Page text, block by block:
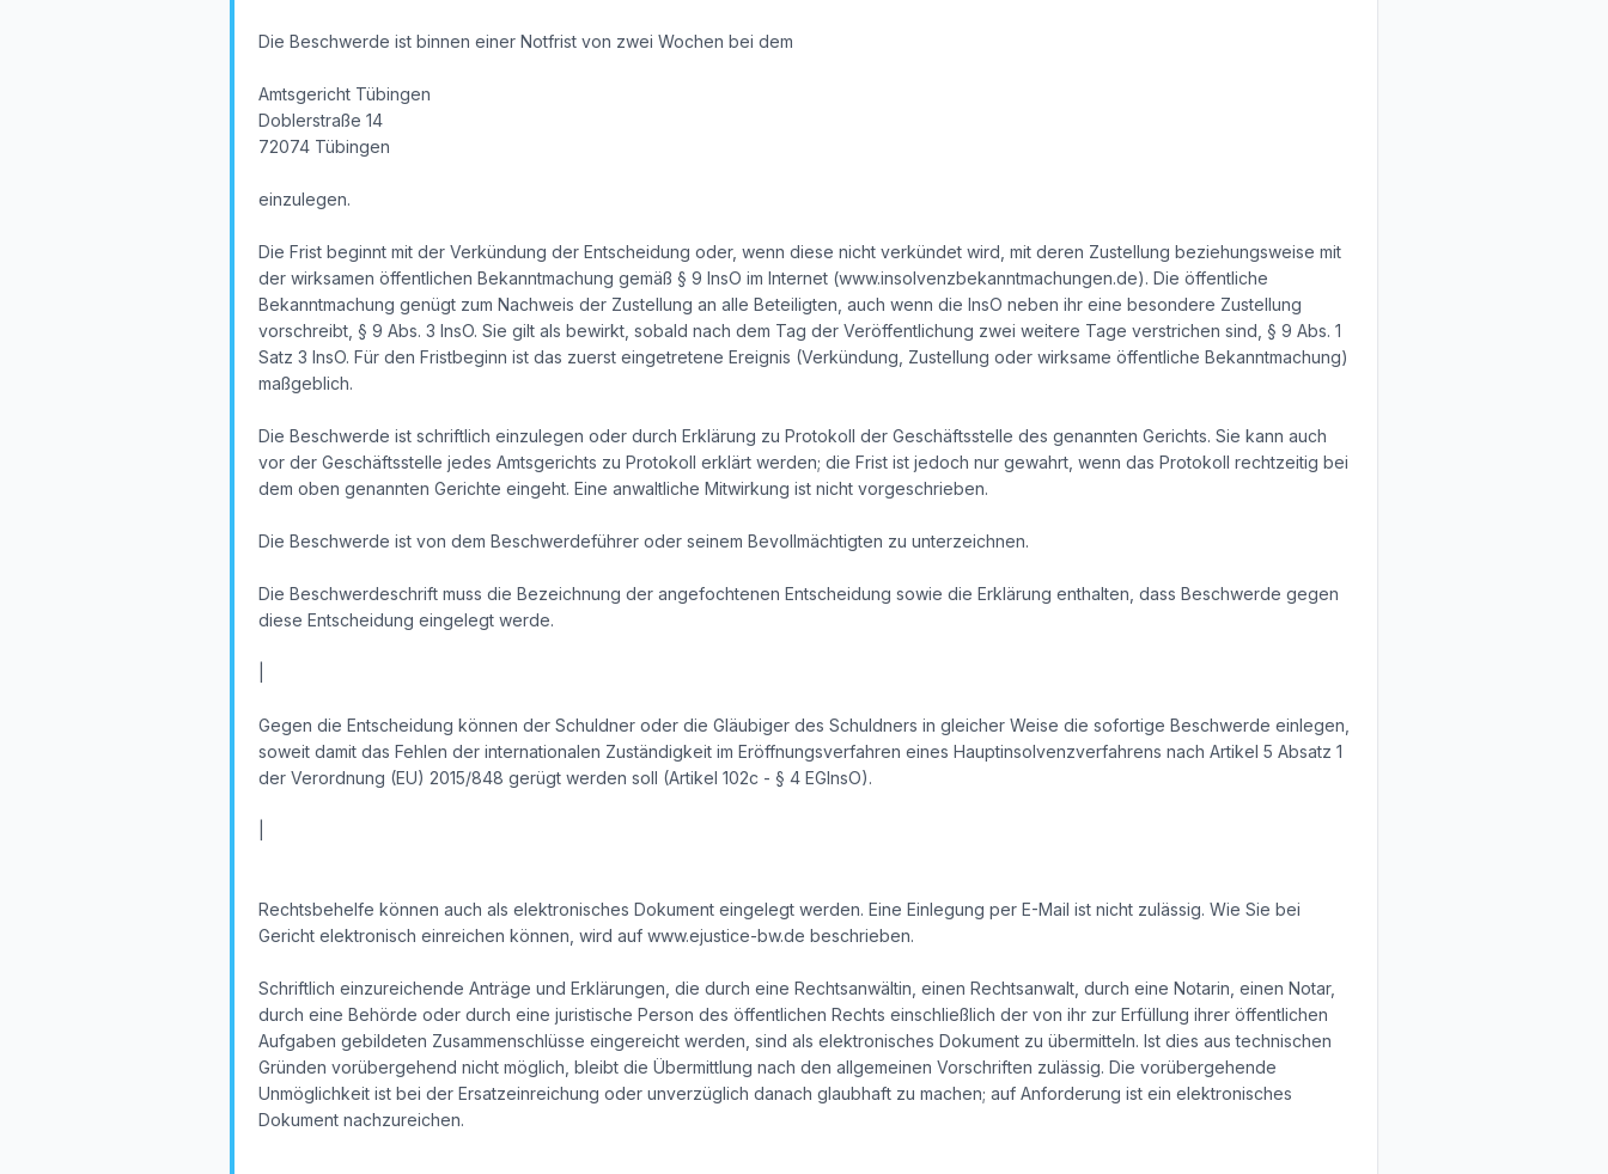
Die Beschwerde ist binnen einer Notfrist von zwei Wochen bei dem
Amtsgericht Tübingen
Doblerstraße 14
72074 Tübingen
einzulegen.
Die Frist beginnt mit der Verkündung der Entscheidung oder, wenn diese nicht verkündet wird, mit deren Zustellung beziehungsweise mit
der wirksamen öffentlichen Bekanntmachung gemäß § 9 InsO im Internet (www.insolvenzbekanntmachungen.de). Die öffentliche
Bekanntmachung genügt zum Nachweis der Zustellung an alle Beteiligten, auch wenn die InsO neben ihr eine besondere Zustellung
vorschreibt, § 9 Abs. 3 InsO. Sie gilt als bewirkt, sobald nach dem Tag der Veröffentlichung zwei weitere Tage verstrichen sind, § 9 Abs. 1
Satz 3 InsO. Für den Fristbeginn ist das zuerst eingetretene Ereignis (Verkündung, Zustellung oder wirksame öffentliche Bekanntmachung)
maßgeblich.
Die Beschwerde ist schriftlich einzulegen oder durch Erklärung zu Protokoll der Geschäftsstelle des genannten Gerichts. Sie kann auch
vor der Geschäftsstelle jedes Amtsgerichts zu Protokoll erklärt werden; die Frist ist jedoch nur gewahrt, wenn das Protokoll rechtzeitig bei
dem oben genannten Gerichte eingeht. Eine anwaltliche Mitwirkung ist nicht vorgeschrieben.
Die Beschwerde ist von dem Beschwerdeführer oder seinem Bevollmächtigten zu unterzeichnen.
Die Beschwerdeschrift muss die Bezeichnung der angefochtenen Entscheidung sowie die Erklärung enthalten, dass Beschwerde gegen
diese Entscheidung eingelegt werde.
Gegen die Entscheidung können der Schuldner oder die Gläubiger des Schuldners in gleicher Weise die sofortige Beschwerde einlegen,
soweit damit das Fehlen der internationalen Zuständigkeit im Eröffnungsverfahren eines Hauptinsolvenzverfahrens nach Artikel 5 Absatz 1
der Verordnung (EU) 2015/848 gerügt werden soll (Artikel 102c - § 4 EGInsO).
Rechtsbehelfe können auch als elektronisches Dokument eingelegt werden. Eine Einlegung per E-Mail ist nicht zulässig. Wie Sie bei
Gericht elektronisch einreichen können, wird auf www.ejustice-bw.de beschrieben.
Schriftlich einzureichende Anträge und Erklärungen, die durch eine Rechtsanwältin, einen Rechtsanwalt, durch eine Notarin, einen Notar,
durch eine Behörde oder durch eine juristische Person des öffentlichen Rechts einschließlich der von ihr zur Erfüllung ihrer öffentlichen
Aufgaben gebildeten Zusammenschlüsse eingereicht werden, sind als elektronisches Dokument zu übermitteln. Ist dies aus technischen
Gründen vorübergehend nicht möglich, bleibt die Übermittlung nach den allgemeinen Vorschriften zulässig. Die vorübergehende
Unmöglichkeit ist bei der Ersatzeinreichung oder unverzüglich danach glaubhaft zu machen; auf Anforderung ist ein elektronisches
Dokument nachzureichen.